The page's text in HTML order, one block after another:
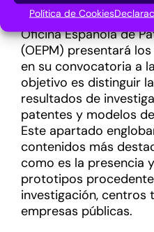
Política de Cookies
Investigación de la
Oficina Española de
(OEPM) presentará
en su convocatoria a
objetivo es distinguir
resultados de
patentes y modelos
Este apartado
contenidos más
como es la presencia
prototipos
investigación, centros
empresas públicas.